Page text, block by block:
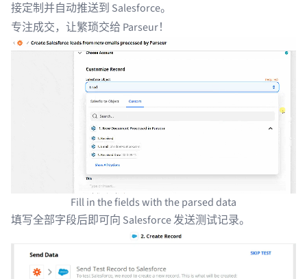
接定制并自动推送到 Salesforce。
专注成交，让繁琐交给 Parseur！
Fill in the fields with the parsed data
填写全部字段后即可向 Salesforce 发送测试记录。